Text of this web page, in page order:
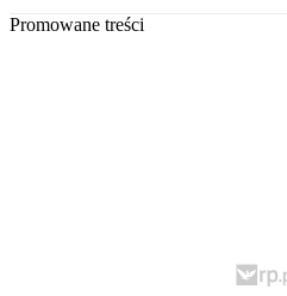
Promowane treści